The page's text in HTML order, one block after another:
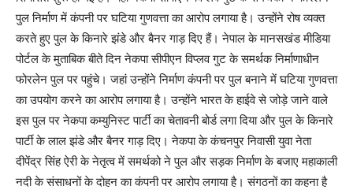
पुल निर्माण में कंपनी पर घटिया गुणवत्ता का आरोप लगाया है। उन्होंने रोष व्यक्त
करते हुए पुल के किनारे झंडे और बैनर गाड़ दिए हैं। नेपाल के मानसखंड मीडिया
पोर्टल के मुताबिक बीते दिन नेकपा सीपीएन विप्लव गुट के समर्थक निर्माणाधीन
फोरलेन पुल पर पहुंचे। जहां उन्होंने निर्माण कंपनी पर पुल बनाने में घटिया गुणवत्ता
का उपयोग करने का आरोप लगाया है। उन्होंने भारत के हाईवे से जोड़े जाने वाले
इस पुल पर नेकपा कम्युनिस्ट पार्टी का चेतावनी बोर्ड लगा दिया और पुल के किनारे
पार्टी के लाल झंडे और बैनर गाड़ दिए। नेकपा के कंचनपुर निवासी युवा नेता
दीपेंद्र सिंह ऐरी के नेतृत्व में समर्थको ने पुल और सड़क निर्माण के बजाए महाकाली
नदी के संसाधनों के दोहन का कंपनी पर आरोप लगाया है। संगठनों का कहना है